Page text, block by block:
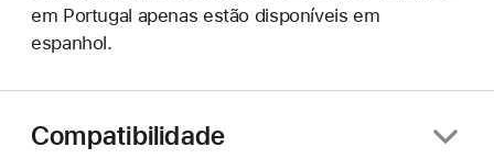
em Portugal apenas estão disponíveis em
espanhol.
Compatibilidade